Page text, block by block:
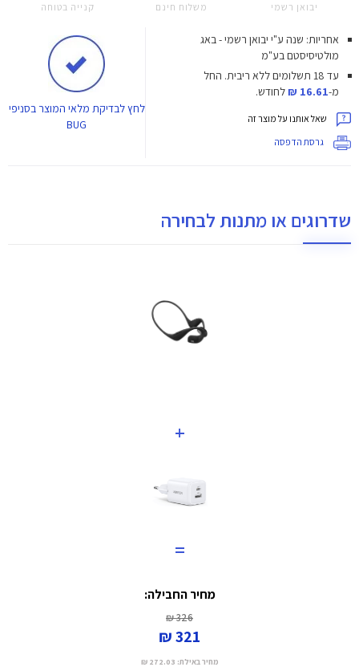
יבואן רשמי משלוח חינם קנייה בטוחה
אחריות: שנה ע"י יבואן רשמי - באג
מולטיסיסטם בע"מ
עד 18 תשלומים ללא ריבית.
החל
מ-16.61 ₪ לחודש.
שאל אותנו על מוצר זה
גרסת הדפסה
לחץלבדיקת מלאי המוצר בסניפי
BUG
שדרוגים או מתנות לבחירה
+
=
מחיר החבילה:
326 ₪
321 ₪
מחיר באילת: 272.03 ₪